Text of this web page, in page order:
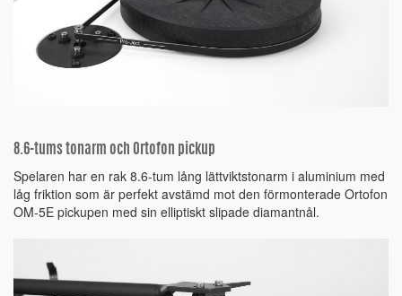
8.6-tums tonarm och Ortofon pickup
Spelaren har en rak 8.6-tum lång lättviktstonarm i aluminium med
låg friktion som är perfekt avstämd mot den förmonterade Ortofon
OM-5E pickupen med sin elliptiskt slipade diamantnål.